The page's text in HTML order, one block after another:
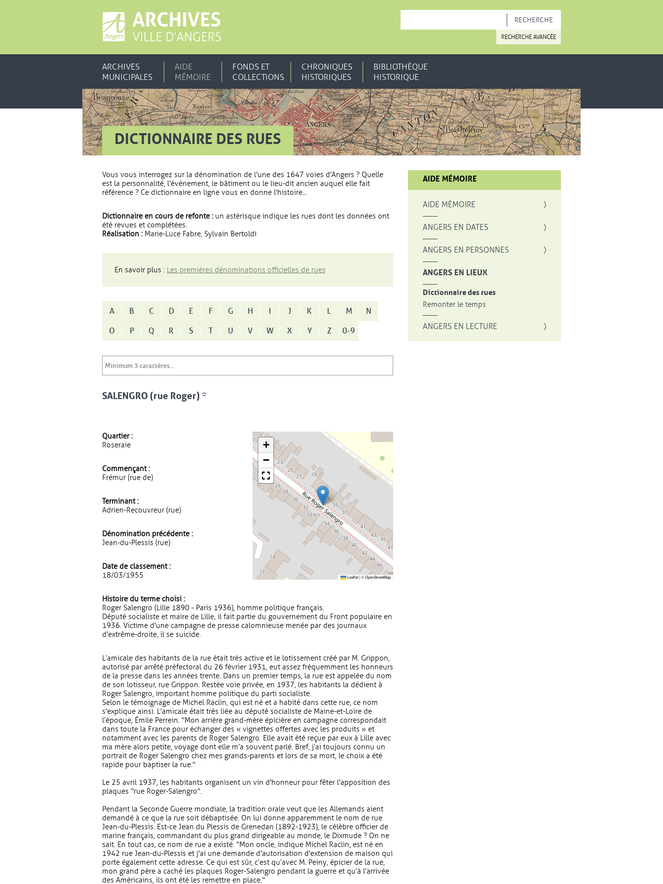
RECHERCHE AVANCÉE
ARCHIVES
MUNICIPALES
AIDE
MÉMOIRE
FONDS ET
COLLECTIONS
CHRONIQUES
HISTORIQUES
BIBLIOTHÈQUE
HISTORIQUE
DICTIONNAIRE DES RUES
Vous vous interrogez sur la dénomination de l'une des 1647 voies d'Angers ? Quelle
est la personnalité, l'événement, le bâtiment ou le lieu-dit ancien auquel elle fait
référence ? Ce dictionnaire en ligne vous en donne l'histoire...
Dictionnaire en cours de refonte : un astérisque indique les rues dont les données ont
été revues et complétées.
Réalisation : Marie-Luce Fabre, Sylvain Bertoldi
En savoir plus : Les premières dénominations officielles de rues
A B C D E F G H I J K L M
N
O
P Q R S T U V W X Y Z 0-9
SALENGRO (rue Roger) *
Quartier :
Roseraie
Commençant :
Frémur (rue de)
Terminant :
Adrien-Recouvreur (rue)
Dénomination précédente :
Jean-du-Plessis (rue)
Date de classement :
18/03/1955
+
−
Leaflet|©OpenStreetMap
Histoire du terme choisi :
Roger Salengro (Lille 1890 - Paris 1936), homme politique français.
Député socialiste et maire de Lille, il fait partie du gouvernement du Front populaire en
1936. Victime d'une campagne de presse calomnieuse menée par des journaux
d'extrême-droite, il se suicide.
L’amicale des habitants de la rue était très active et le lotissement créé par M. Grippon,
autorisé par arrêté préfectoral du 26 février 1931, eut assez fréquemment les honneurs
de la presse dans les années trente. Dans un premier temps, la rue est appelée du nom
de son lotisseur, rue Grippon. Restée voie privée, en 1937, les habitants la dédient à
Roger Salengro, important homme politique du parti socialiste.
Selon le témoignage de Michel Raclin, qui est né et a habité dans cette rue, ce nom
s'explique ainsi. L'amicale était très liée au député socialiste de Maine-et-Loire de
l’époque, Émile Perrein. "Mon arrière grand-mère épicière en campagne correspondait
dans toute la France pour échanger des « vignettes offertes avec les produits » et
notamment avec les parents de Roger Salengro. Elle avait été reçue par eux à Lille avec
ma mère alors petite, voyage dont elle m’a souvent parlé. Bref, j’ai toujours connu un
portrait de Roger Salengro chez mes grands-parents et lors de sa mort, le choix a été
rapide pour baptiser la rue."
Le 25 avril 1937, les habitants organisent un vin d'honneur pour fêter l'apposition des
plaques "rue Roger-Salengro".
Pendant la Seconde Guerre mondiale, la tradition orale veut que les Allemands aient
demandé à ce que la rue soit débaptisée. On lui donne apparemment le nom de rue
Jean-du-Plessis. Est-ce Jean du Plessis de Grenedan (1892-1923), le célèbre officier de
marine français, commandant du plus grand dirigeable au monde, le Dixmude ? On ne
sait. En tout cas, ce nom de rue a existé. "Mon oncle, indique Michel Raclin, est né en
1942 rue Jean-du-Plessis et j'ai une demande d'autorisation d'extension de maison qui
porte également cette adresse. Ce qui est sûr, c’est qu’avec M. Peiny, épicier de la rue,
mon grand père a caché les plaques Roger-Salengro pendant la guerre et qu’à l’arrivée
des Américains, ils ont été les remettre en place."
AIDE MÉMOIRE
AIDE MÉMOIRE
ANGERS EN DATES
ANGERS EN PERSONNES
ANGERS EN LIEUX
Dictionnaire des rues
Remonter le temps
ANGERS EN LECTURE